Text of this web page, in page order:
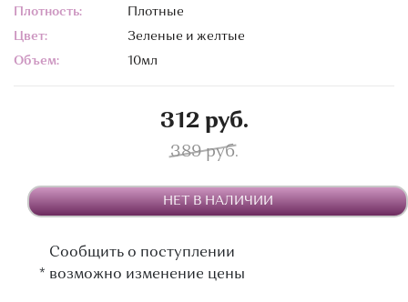
Плотность:
Плотные
Цвет:
Зеленые и желтые
Объем:
10мл
312 руб.
389 руб.
НЕТ В НАЛИЧИИ
Сообщить о поступлении
* возможно изменение цены